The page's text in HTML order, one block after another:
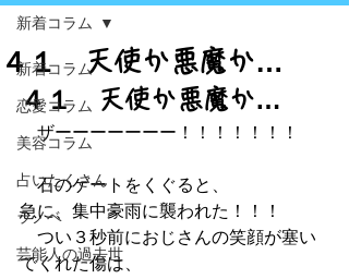
新着コラム
恋愛コラム
美容コラム
占いたくさん
ラノベ
芸能人の過去世
新着コラム
４１ 天使か悪魔か…
４１　天使か悪魔か…
ザーーーーーーー！！！！！！！
石のゲートをくぐると、
急に、集中豪雨に襲われた！！！
つい３秒前におじさんの笑顔が塞い
でくれた傷は、